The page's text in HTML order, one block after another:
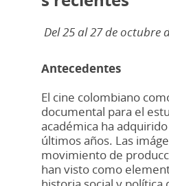
Del 25 al 27 de octubre
Antecedentes
El cine colombiano
documental para el
académica ha
últimos años. Las
movimiento de
han visto como